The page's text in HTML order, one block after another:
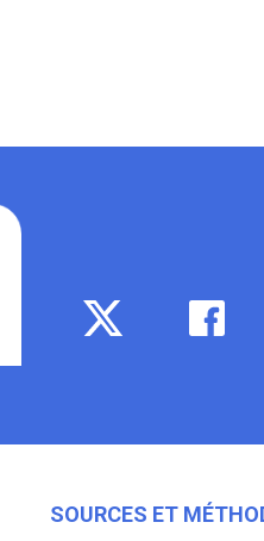
SOURCES ET